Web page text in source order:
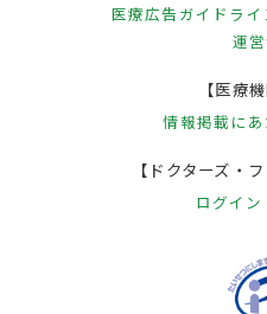
医療広告ガイドラ
運
【医療
情報掲載にあ
【ドクターズ・
ログイン